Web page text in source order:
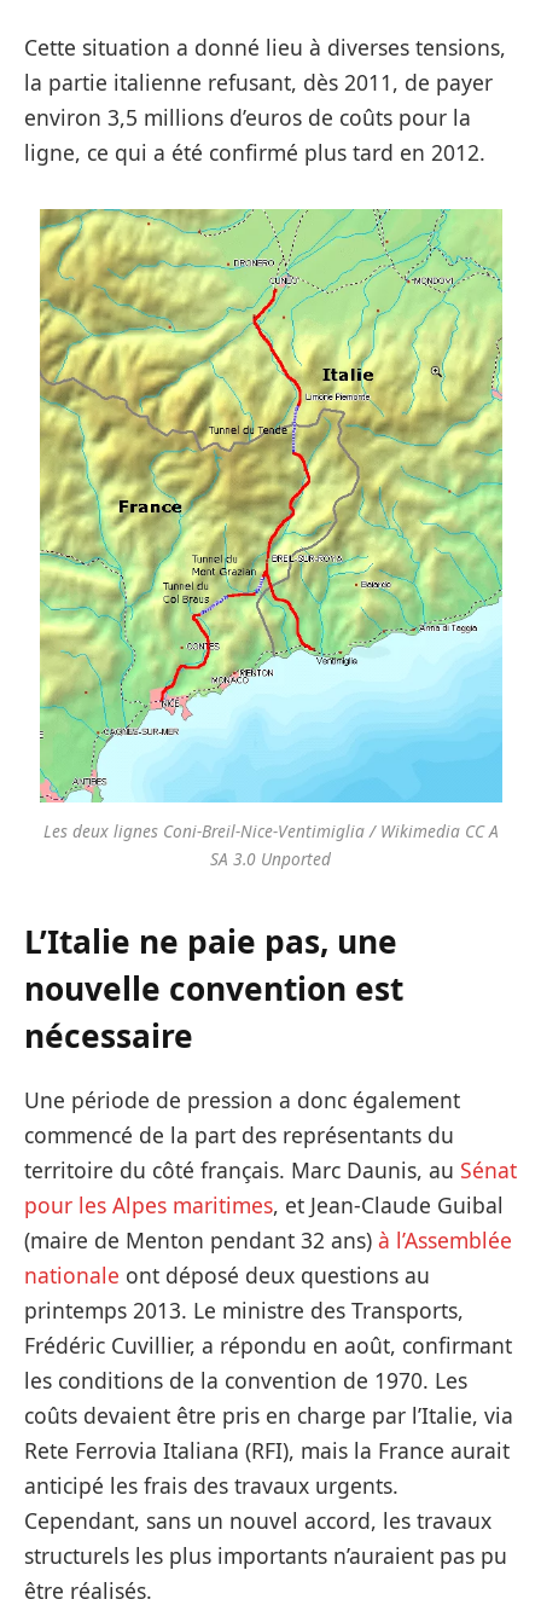
Cette situation a donné lieu à diverses tensions,
la partie italienne refusant, dès 2011, de payer
environ 3,5 millions d’euros de coûts pour la
ligne, ce qui a été confirmé plus tard en 2012.
Les deux lignes Coni-Breil-Nice-Ventimiglia / Wikimedia CC A
SA 3.0 Unported
L’Italie ne paie pas, une
nouvelle convention est
nécessaire
Une période de pression a donc également
commencé de la part des représentants du
territoire du côté français. Marc Daunis, au Sénat
pour les Alpes maritimes, et Jean-Claude Guibal
(maire de Menton pendant 32 ans) à l’Assemblée
nationale ont déposé deux questions au
printemps 2013. Le ministre des Transports,
Frédéric Cuvillier, a répondu en août, confirmant
les conditions de la convention de 1970. Les
coûts devaient être pris en charge par l’Italie, via
Rete Ferrovia Italiana (RFI), mais la France aurait
anticipé les frais des travaux urgents.
Cependant, sans un nouvel accord, les travaux
structurels les plus importants n’auraient pas pu
être réalisés.